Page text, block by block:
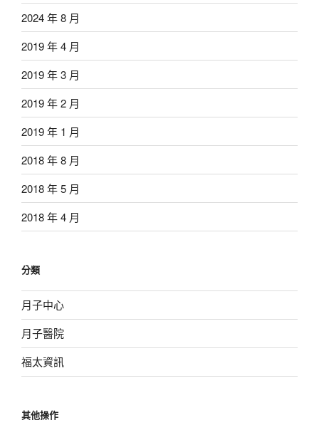
2024 年 8 月
2019 年 4 月
2019 年 3 月
2019 年 2 月
2019 年 1 月
2018 年 8 月
2018 年 5 月
2018 年 4 月
分類
月子中心
月子醫院
福太資訊
其他操作